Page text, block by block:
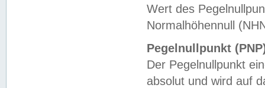
Wert des
Normalhöhennull
Pegelnullpunkt
Der Pegelnullpunkt
absolut und wird auf